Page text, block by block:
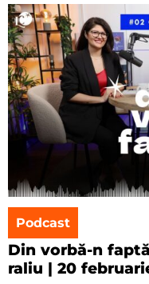
Podcast
Din vorbă-n
raliu | 20